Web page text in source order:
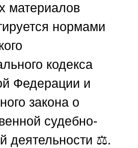
материалов
нормами
кодекса
Федерации и
закона о
судебно-
деятельности ⚖️.